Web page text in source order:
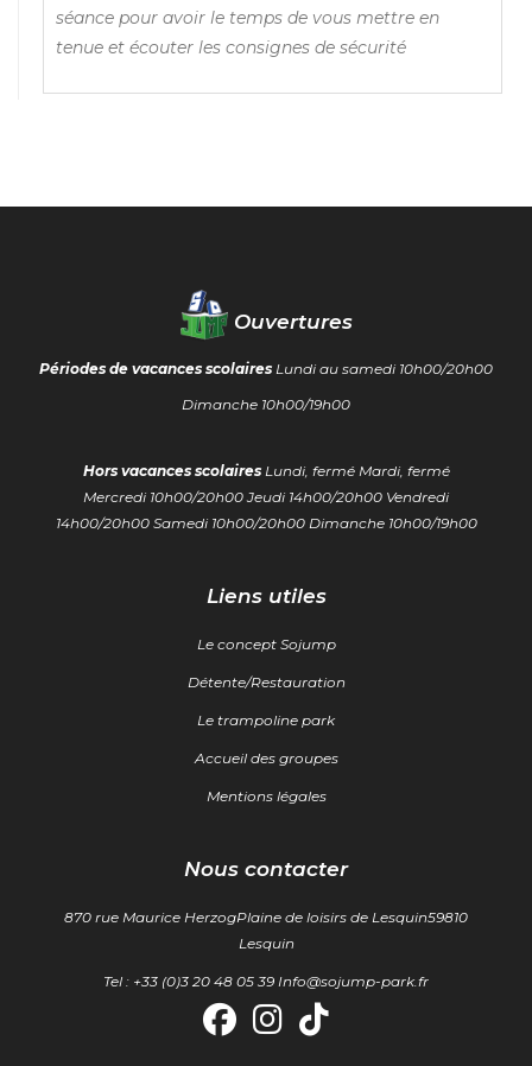
séance pour avoir le temps de vous mettre en
tenue et écouter les consignes de sécurité
Ouvertures
Périodes de vacances scolaires Lundi au samedi 10h00/20h00
Dimanche 10h00/19h00
Hors vacances scolairesLundi, ferméMardi, fermé
Mercredi 10h00/20h00Jeudi 14h00/20h00 Vendredi
14h00/20h00Samedi 10h00/20h00Dimanche 10h00/19h00
Liens utiles
Le concept Sojump
Détente/Restauration
Le trampoline park
Accueil des groupes
Mentions légales
Nous contacter
870 rue Maurice HerzogPlaine de loisirs de Lesquin59810
Lesquin
Tel : +33 (0)3 20 48 05 39 Info@sojump-park.fr